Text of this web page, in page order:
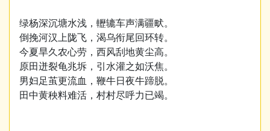
绿杨深沉塘水浅，轣辘车声满疆畎。
倒挽河汉上陇飞，渴乌衔尾回环转。
今夏旱久农心劳，西风刮地黄尘高。
原田迸裂龟兆坼，引水灌之如沃焦。
男妇足茧更流血，鞭牛日夜牛蹄脱。
田中黄秧料难活，村村尽呼力已竭。